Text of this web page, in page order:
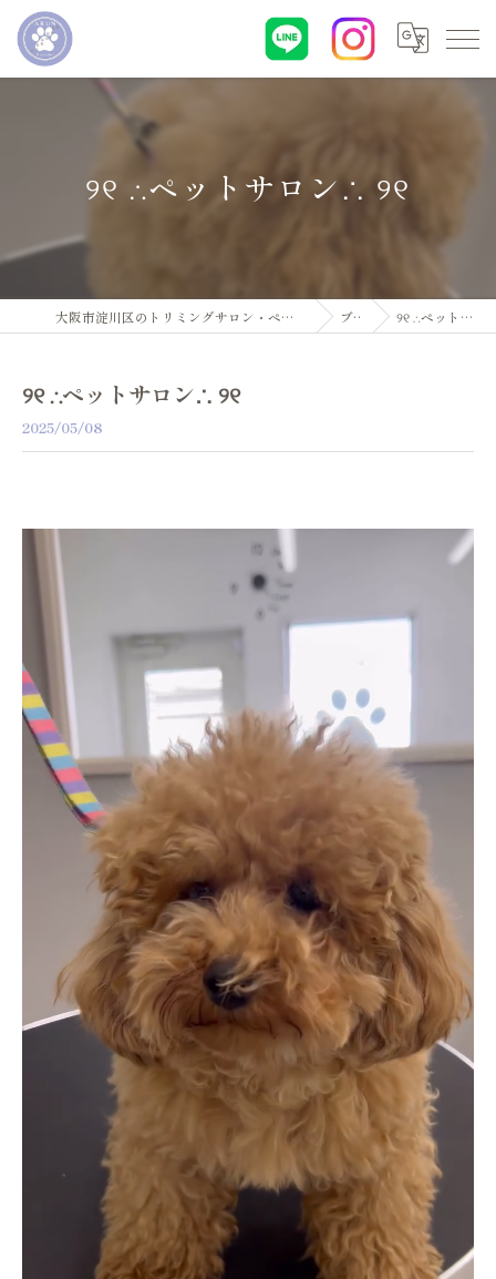
୨୧ ∴ペットサロン∴ ୨୧
大阪市淀川区のトリミングサロン・ペットサロンならDogsalon ARUN ブログ ୨୧ ∴ペットサロン∴ ୨୧
୨୧ ∴ペットサロン∴ ୨୧
2025/05/08